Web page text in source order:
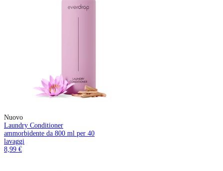
Nuovo
Laundry Conditioner
ammorbidente da 800 ml per 40
lavaggi
8,99 €